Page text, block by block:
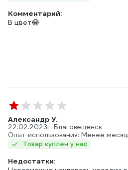
Комментарий:
В цвет😂
Александр У.
22.02.2023г. Благовещенск
Опыт использования: Менее
Товар куплен у нас
Недостатки: